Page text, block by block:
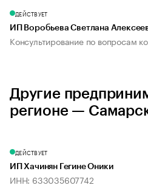
ДЕЙСТВУЕТ
ИП Воробьева Светлана
Консультирование по вопросам
Другие
регионе —
ДЕЙСТВУЕТ
ИП Хачинян Гегине Оники
ИНН: 633035607742